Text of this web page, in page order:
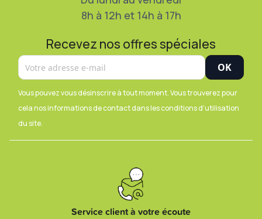
8h à 12h et 14h à 17h
Recevez nos offres spéciales
Vous pouvez vous désinscrire à tout moment. Vous trouverez pour
cela nos informations de contact dans les conditions d'utilisation
du site.
Service client à votre écoute